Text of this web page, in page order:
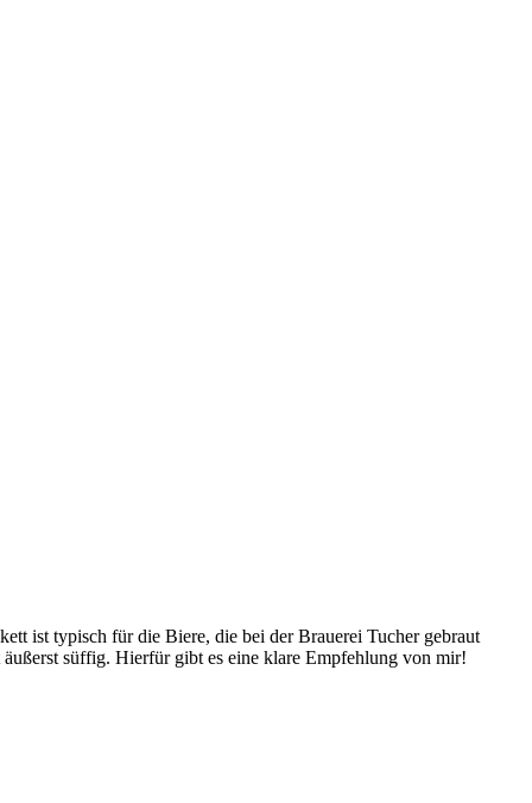
ist typisch für die Biere, die bei der Brauerei Tucher gebraut
süffig. Hierfür gibt es eine klare Empfehlung von mir!